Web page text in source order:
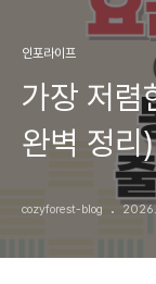
인포라이프
가장 저렴
완벽 정리
cozyforest-blog